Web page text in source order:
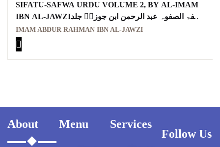
SIFATU-SAFWA URDU VOLUME 2, BY AL-IMAM
IBN AL-JAWZIصفۃ الصفوہ عبد الرحمن ابن جوزیؒ جلد
دوم اردو
IMAM ABDUR RAHMAN IBN AL-JAWZI
About Menu Services
Follow Us